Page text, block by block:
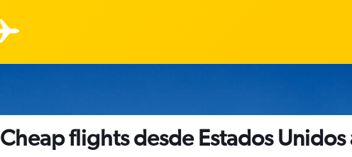
Cheap flights desde Estados Unidos